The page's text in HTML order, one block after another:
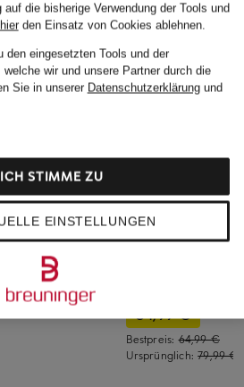
WINDSPIN
+Aktionsrabatt
CONVERSE
34,99 €
Bestpreis:64,99 €
Ursprünglich:79,99 €
die bisherige Verwendung der Tools und
hierden Einsatz von Cookies ablehnen.
den eingesetzten Tools und der
welche wir und unsere Partner durch die
Sie in unserer Datenschutzerklärungund
EINSTELLUNGEN
ICH STIMME ZU